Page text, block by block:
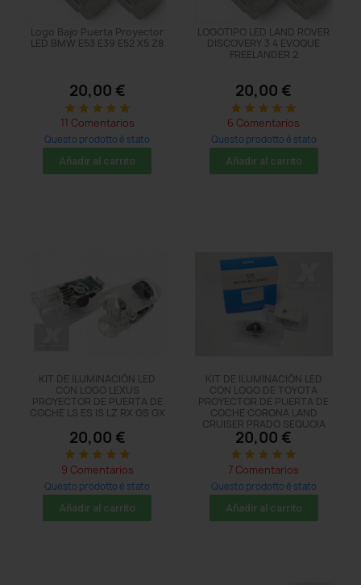
Logo Bajo Puerta Proyector
LED BMW E53 E39 E52 X5 Z8
20,00 €
star star star star star
11 Comentarios
Questo prodotto è stato
acquistato: 47 times
Añadir al carrito
LOGOTIPO LED LAND ROVER
DISCOVERY 3 4 EVOQUE
FREELANDER 2
20,00 €
star star star star star
6 Comentarios
Questo prodotto è stato
acquistato: 137 times
Añadir al carrito
KIT DE ILUMINACIÓN LED
CON LOGO LEXUS
PROYECTOR DE PUERTA DE
COCHE LS ES IS LZ RX GS GX
20,00 €
star star star star star
9 Comentarios
Questo prodotto è stato
acquistato: 8 times
Añadir al carrito
KIT DE ILUMINACIÓN LED
CON LOGO DE TOYOTA
PROYECTOR DE PUERTA DE
COCHE CORONA LAND
CRUISER PRADO SEQUOIA
20,00 €
star star star star star
7 Comentarios
Questo prodotto è stato
acquistato: 14 times
Añadir al carrito